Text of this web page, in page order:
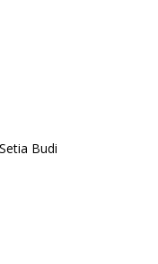
Budi